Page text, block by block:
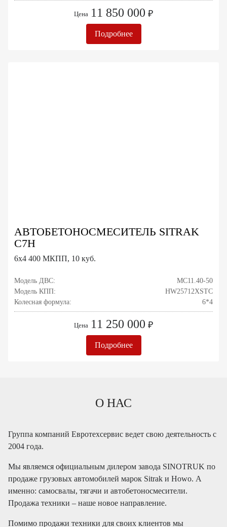
Цена 11 850 000 ₽
Подробнее
АВТОБЕТОНОСМЕСИТЕЛЬ SITRAK
C7H
6x4 400 МКПП, 10 куб.
Модель ДВС:
MC11.40-50
Модель КПП:
HW25712XSTC
Колесная формула:
6*4
Цена 11 250 000 ₽
Подробнее
О НАС
Группа компаний Евротехсервис ведет свою деятельность с
2004 года.
Мы являемся официальным дилером завода SINOTRUK по
продаже грузовых автомобилей марок Sitrak и Howo. А
именно: самосвалы, тягачи и автобетоносмесители.
Продажа техники – наше новое направление.
Помимо продажи техники для своих клиентов мы